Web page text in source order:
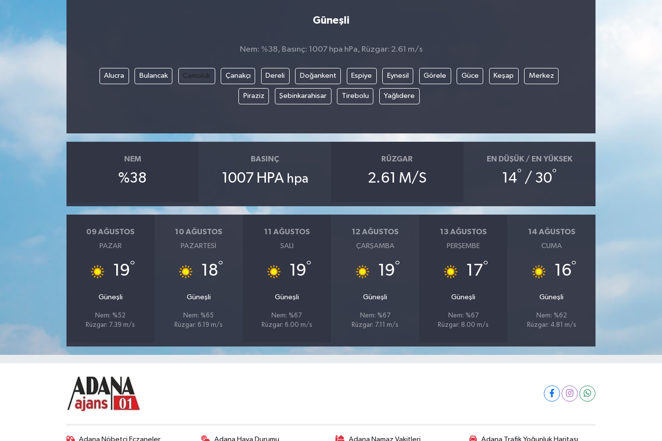
Güneşli
Nem: %38, Basınç: 1007 hpa hPa, Rüzgar: 2.61 m/s
Alucra Bulancak Çamoluk Çanakçı Dereli Doğankent Espiye Eynesil Görele Güce Keşap Merkez
Piraziz Şebinkarahisar Tirebolu Yağlıdere
NEM
%38
BASINÇ
1007 HPA hpa
RÜZGAR
2.61 M/S
EN DÜŞÜK / EN YÜKSEK
14° / 30°
09 AĞUSTOS
PAZAR
19°
Güneşli
Nem: %52
Rüzgar: 7.39 m/s
10 AĞUSTOS
PAZARTESI
18°
Güneşli
Nem: %65
Rüzgar: 6.19 m/s
11 AĞUSTOS
SALI
19°
Güneşli
Nem: %67
Rüzgar: 6.00 m/s
12 AĞUSTOS
ÇARŞAMBA
19°
Güneşli
Nem: %67
Rüzgar: 7.11 m/s
13 AĞUSTOS
PERŞEMBE
17°
Güneşli
Nem: %67
Rüzgar: 8.00 m/s
14 AĞUSTOS
CUMA
16°
Güneşli
Nem: %62
Rüzgar: 4.81 m/s
Adana Nöbetçi Eczaneler Adana Hava Durumu Adana Namaz Vakitleri Adana Trafik Yoğunluk Haritası
Magazin